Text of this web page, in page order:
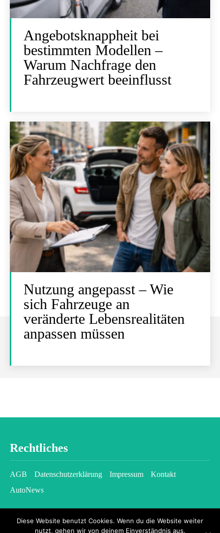
Angebotsknappheit bei
bestimmten Modellen –
Warum Nachfrage den
Fahrzeugwert beeinflusst
Nutzung angepasst – Wie
sich Fahrzeuge an
veränderte Lebensrealitäten
anpassen müssen
Rechtliches
AGB Datenschutzerklärung Impressum
Kontakt
AutoNews
Diese Website benutzt Cookies. Wenn du die Website weiter
nutzt, gehen wir von deinem Einverständnis aus.